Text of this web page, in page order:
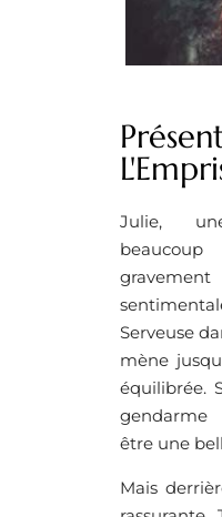
Julie,
Serveuse
mène
équilibrée.
gendarme
être une
Mais